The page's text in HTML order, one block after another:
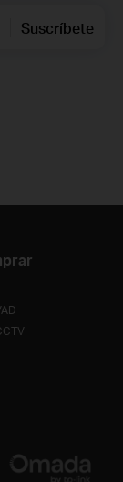
Suscríbete